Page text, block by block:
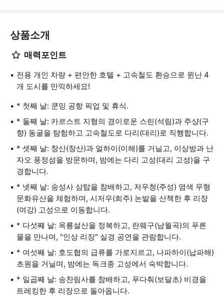
상품소개
매력포인트
전용 개인 차량 + 편안한 호텔 + 고속철도 환승으로 윈난 4
개 도시를 만끽하세요!
* 첫째 날: 쿤밍 공항 픽업 및 휴식.
* 둘째 날: 카르스트 지형의 경이로운 스린(석림)과 주샹(구
향) 동굴을 탐험하고 고속철도로 다리(대리)로 직행합니다.
* 셋째 날: 창산(창산)과 얼하이(이해)를 거닐고, 이상방과 난
자오 풍정섬을 방문하며, 밤에는 다리 고성(대리 고성)을 구
경합니다.
* 넷째 날: 숭성사 삼탑을 참배하고, 저우청(주성) 염색 무형
문화유산을 체험하며, 시저우(희주) 논밭을 산책한 후 리장
(여강) 고성으로 이동합니다.
* 다섯째 날: 옥룡설산을 정복하고, 란웨구(남월곡)의 푸른
물을 만나며, "인상 리장" 실경 공연을 관람합니다.
* 여섯째 날: 호도협의 급류를 가로지르고, 나파하이(납파해)
초원을 거닐며, 밤에는 독크종 고성에서 숙박합니다.
* 일곱째 날: 송찬림사를 참배하고, 푸다춰(보달초) 비경을
트레킹한 후 리장으로 돌아옵니다.